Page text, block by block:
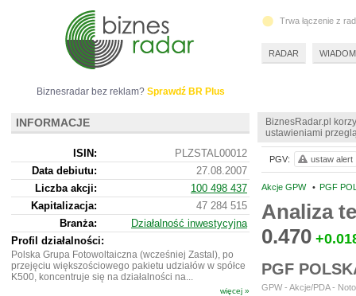
BiznesRadar.pl
ustawieniami
Akcje GPW • PGF
Analiza
0.470
PGF
GPW - Akcje/PDA -
PGV: ustaw alert
Biznesradar bez reklam? Sprawdź BR Plus
INFORMACJE
ISIN:
PLZSTAL00012
Data debiutu:
27.08.2007
Liczba akcji:
100 498 437
Kapitalizacja:
47 284 515
Branża:
Działalność inwestycyjna
Profil działalności:
Polska Grupa Fotowoltaiczna (wcześniej Zastal), po
przejęciu większościowego pakietu udziałów w spółce
K500, koncentruje się na działalności na...
więcej »
Trwa łączenie z
RADAR